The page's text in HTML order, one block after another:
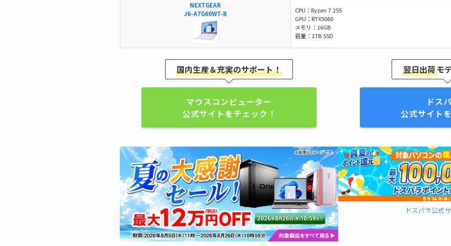
NEXTGEAR
J6-A7G60WT-B
CPU：Ryzen 7 255
GPU：RTX5060
メモリ：16GB
容量：1TB SSD
国内生産＆充実のサポート！
マウスコンピューター
公式サイトをチェック！
翌日出荷モ
ドス
公式サイト
ドスパラ公式